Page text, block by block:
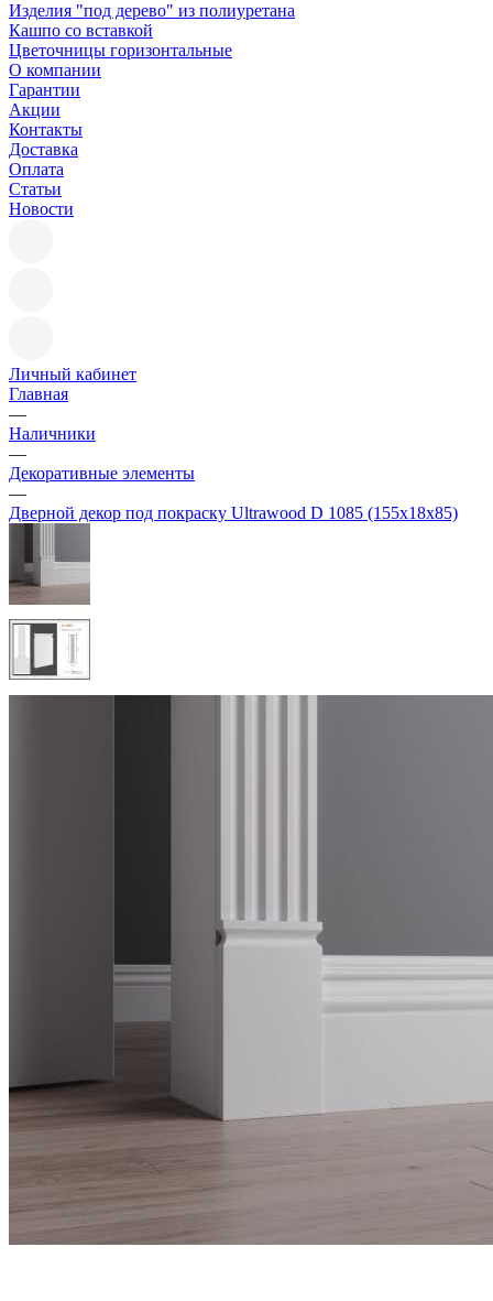
Изделия "под дерево" из полиуретана
Кашпо со вставкой
Цветочницы горизонтальные
О компании
Гарантии
Акции
Контакты
Доставка
Оплата
Статьи
Новости
Личный кабинет
Главная
—
Наличники
—
Декоративные элементы
—
Дверной декор под покраску Ultrawood D 1085 (155х18х85)